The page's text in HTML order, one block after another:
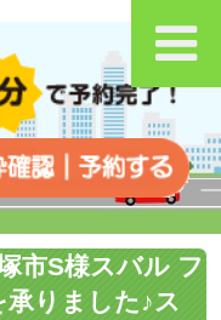
市S様スバル フ
りました♪ス